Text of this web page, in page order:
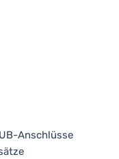
Anschlüsse